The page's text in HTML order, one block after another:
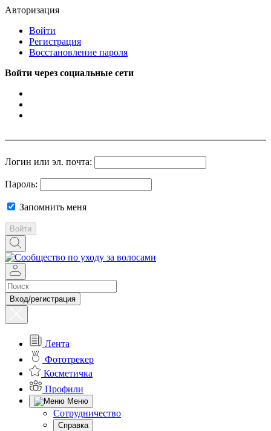
Авторизация
Войти
Регистрация
Восстановление пароля
Войти через социальные сети
Логин или эл. почта:
Пароль:
Запомнить меня
Войти
Вход/регистрация
Лента
Фототрекер
Косметичка
Профили
Меню
Сотрудничество
Справка